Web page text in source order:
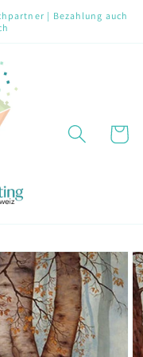
| Bezahlung auch